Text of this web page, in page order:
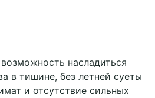
насладиться
в тишине, без летней суеты
и отсутствие сильных